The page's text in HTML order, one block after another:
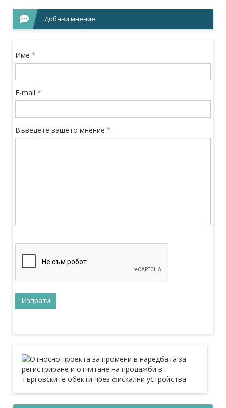
Добави мнение
Име *
E-mail *
Въведете вашето мнение *